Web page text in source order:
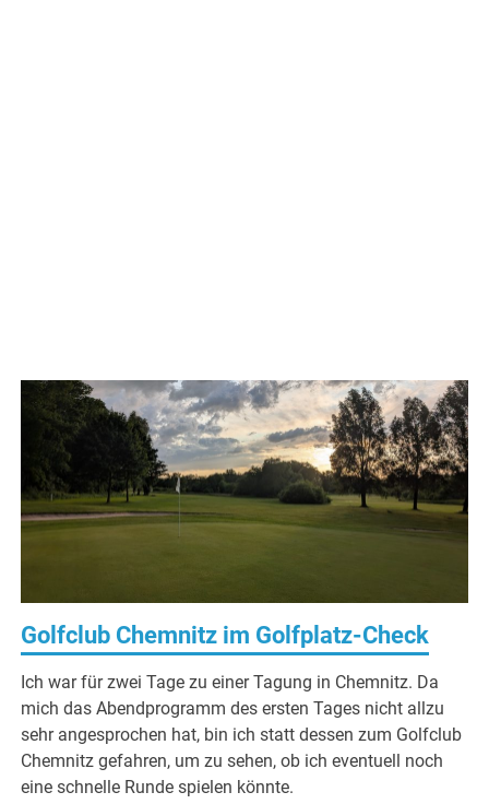
Golfclub Chemnitz im Golfplatz-Check
Ich war für zwei Tage zu einer Tagung in Chemnitz. Da
mich das Abendprogramm des ersten Tages nicht allzu
sehr angesprochen hat, bin ich statt dessen zum Golfclub
Chemnitz gefahren, um zu sehen, ob ich eventuell noch
eine schnelle Runde spielen könnte.